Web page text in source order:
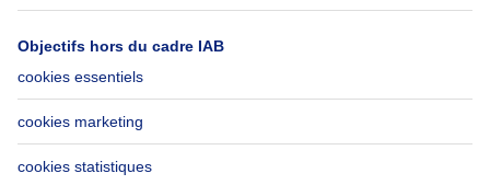
Accessibilité
Contactez-nous
LinkedIn
Immoweb SA © 2026 - Tous droits réservés